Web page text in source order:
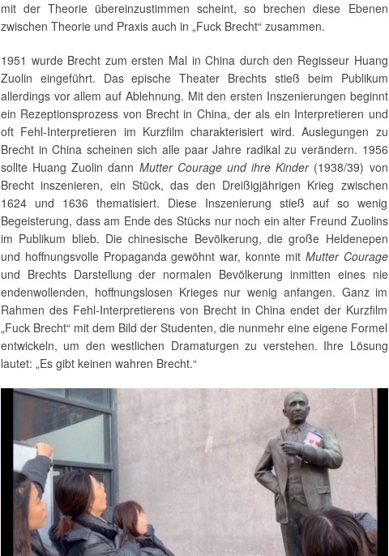
mit der Theorie übereinzustimmen scheint, so brechen diese Ebenen
zwischen Theorie und Praxis auch in „Fuck Brecht“ zusammen.
1951 wurde Brecht zum ersten Mal in China durch den Regisseur Huang
Zuolin eingeführt. Das epische Theater Brechts stieß beim Publikum
allerdings vor allem auf Ablehnung. Mit den ersten Inszenierungen beginnt
ein Rezeptionsprozess von Brecht in China, der als ein Interpretieren und
oft Fehl-Interpretieren im Kurzfilm charakterisiert wird. Auslegungen zu
Brecht in China scheinen sich alle paar Jahre radikal zu verändern. 1956
sollte Huang Zuolin dann Mutter Courage und ihre Kinder(1938/39) von
Brecht inszenieren, ein Stück, das den Dreißigjährigen Krieg zwischen
1624 und 1636 thematisiert. Diese Inszenierung stieß auf so wenig
Begeisterung, dass am Ende des Stücks nur noch ein alter Freund Zuolins
im Publikum blieb. Die chinesische Bevölkerung, die große Heldenepen
und hoffnungsvolle Propaganda gewöhnt war, konnte mit Mutter Courage
und Brechts Darstellung der normalen Bevölkerung inmitten eines nie
endenwollenden, hoffnungslosen Krieges nur wenig anfangen. Ganz im
Rahmen des Fehl-Interpretierens von Brecht in China endet der Kurzfilm
„Fuck Brecht“ mit dem Bild der Studenten, die nunmehr eine eigene Formel
entwickeln, um den westlichen Dramaturgen zu verstehen. Ihre Lösung
lautet: „Es gibt keinen wahren Brecht.“